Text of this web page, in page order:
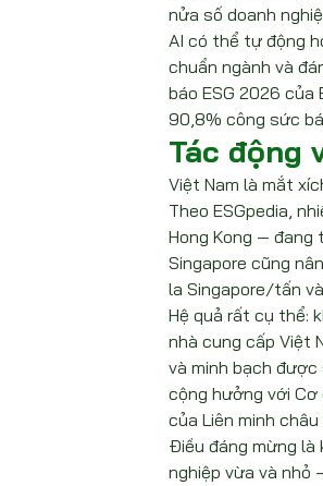
nửa số doanh
AI có thể tự động
chuẩn ngành và
báo ESG 2026 của
90,8% công sức
Tác động
Việt Nam là mắt
Theo ESGpedia,
Hong Kong —
Singapore cũng
la Singapore/tấn
Hệ quả rất cụ thể:
nhà cung cấp Việt
và minh bạch
cộng hưởng với Cơ
của Liên minh
Điều đáng mừng là
nghiệp vừa và nhỏ